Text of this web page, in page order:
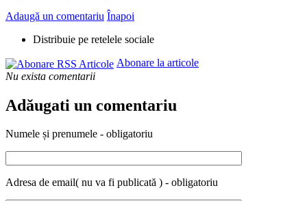
Adaugă un comentariu Înapoi
Distribuie pe retelele sociale
Abonare la articole
Nu exista comentarii
Adăugati un comentariu
Numele și prenumele - obligatoriu
Adresa de email( nu va fi publicată ) - obligatoriu